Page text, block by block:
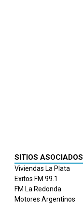
SITIOS ASOCIADOS
Viviendas La Plata
Exitos FM 99.1
FM La Redonda
Motores Argentinos